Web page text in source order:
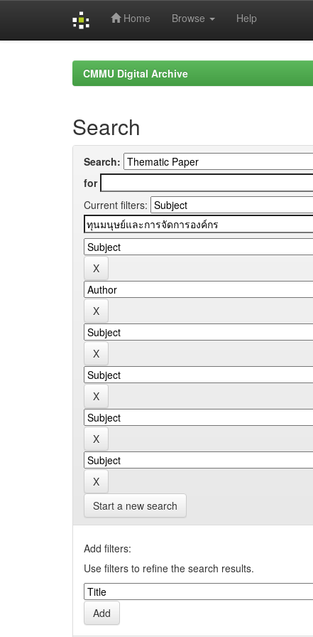
Home Browse Help
CMMU Digital Archive
Search
Search:
for
Current filters:
Start a new search
Add filters:
Use filters to refine the search results.